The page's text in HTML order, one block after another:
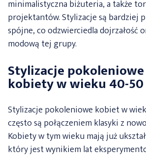
minimalistyczna biżuteria, a także
projektantów. Stylizacje są bardziej
spójne, co odzwierciedla dojrzałość
modową tej grupy.
Stylizacje pokoleniowe
kobiety w wieku 40-
Stylizacje pokoleniowe kobiet w
często są połączeniem klasyki z
Kobiety w tym wieku mają już
który jest wynikiem lat